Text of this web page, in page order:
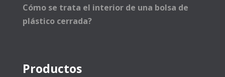
Cómo se trata el interior de una bolsa de
plástico cerrada?
Productos